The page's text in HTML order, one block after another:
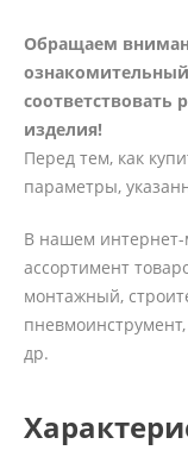
Обращаем
соответствовать
изделия!
Перед тем, как
параметры,
В нашем
ассортимент
монтажный,
др.